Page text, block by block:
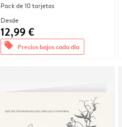
Pack de 10 tarjetas
Desde
12,99 €
offers Precios bajos cada día